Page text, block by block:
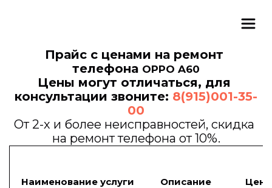
Прайс с ценами на ремонт
телефона OPPO A60
Цены могут отличаться, для
консультации звоните: 8(915)001-35-
00
От 2-х и более неисправностей, скидка
на ремонт телефона от 10%.
Наименование услуги Описание Цена